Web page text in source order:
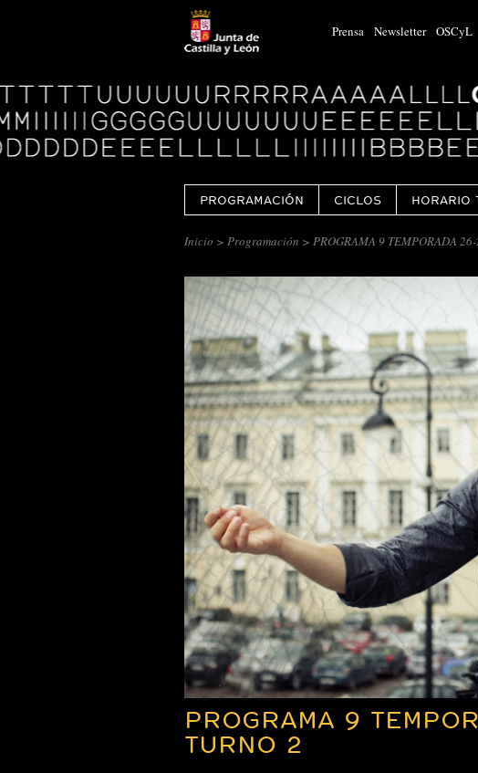
Prensa Newsletter OSCyL
Logo
Centro
Cultural
Miguel
Delibes
PROGRAMACIÓN CICLOS HORARIO
Inicio > Programación > PROGRAMA 9 TEMPORADA
PROGRAMA 9
TURNO 2